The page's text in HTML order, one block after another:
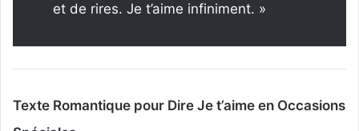
et de rires. Je t’aime infiniment. »
Texte Romantique pour Dire Je t’aime en Occasions